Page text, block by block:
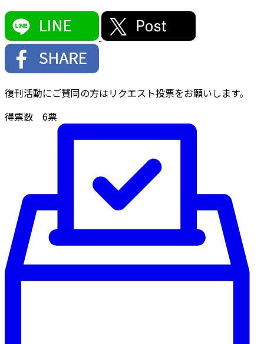
復刊活動にご賛同の方はリクエスト投票をお願いします。
得票数 6票